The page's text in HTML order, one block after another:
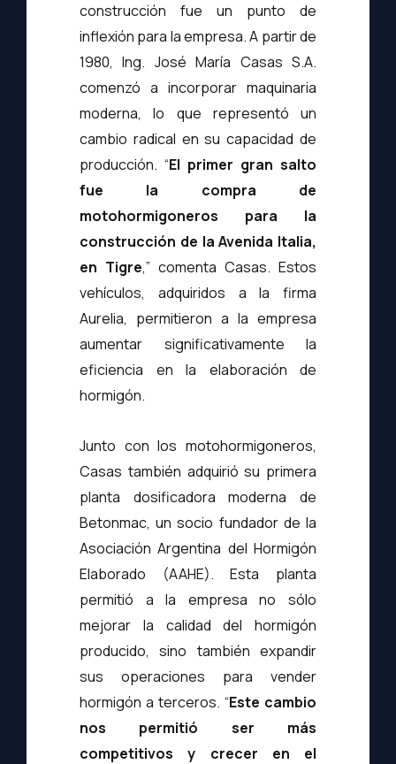
construcción fue un punto de
inflexión para la empresa. A partir de
1980, Ing. José María Casas S.A.
comenzó a incorporar maquinaria
moderna, lo que representó un
cambio radical en su capacidad de
producción. “El primer gran salto
fue la compra de
motohormigoneros para la
construcción de la Avenida Italia,
en Tigre,” comenta Casas. Estos
vehículos, adquiridos a la firma
Aurelia, permitieron a la empresa
aumentar significativamente la
eficiencia en la elaboración de
hormigón.
Junto con los motohormigoneros,
Casas también adquirió su primera
planta dosificadora moderna de
Betonmac, un socio fundador de la
Asociación Argentina del Hormigón
Elaborado (AAHE). Esta planta
permitió a la empresa no sólo
mejorar la calidad del hormigón
producido, sino también expandir
sus operaciones para vender
hormigón a terceros. “Este cambio
nos permitió ser más
competitivos y crecer en el